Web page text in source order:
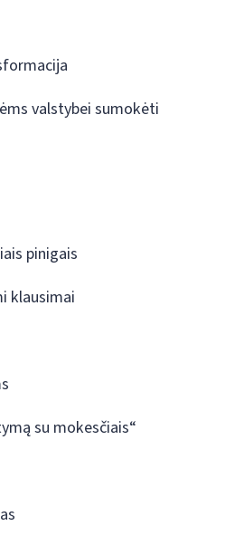
valstybei sumokėti
pinigais
klausimai
su mokesčiais“